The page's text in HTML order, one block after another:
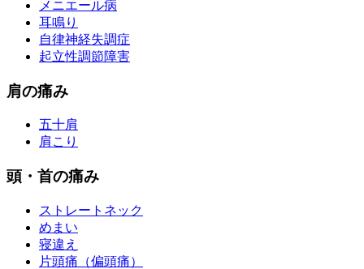
メニエール病
耳鳴り
自律神経失調症
起立性調節障害
肩の痛み
五十肩
肩こり
頭・首の痛み
ストレートネック
めまい
寝違え
片頭痛（偏頭痛）